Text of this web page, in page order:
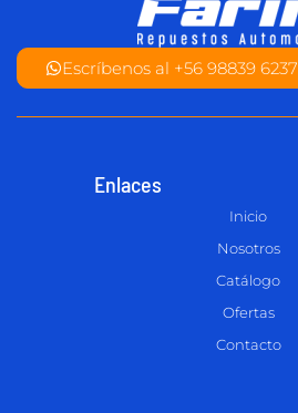
Escríbenos al +56 98839 6237
Enlaces
Inicio
Nosotros
Catálogo
Ofertas
Contacto